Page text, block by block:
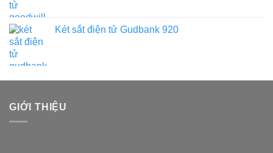
Két sắt điện tử Gudbank 920
GIỚI THIỆU